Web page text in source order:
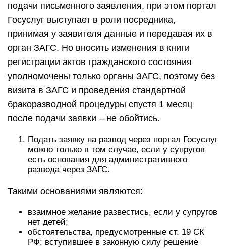
подачи письменного заявления, при этом портал
Госуслуг выступает в роли посредника,
принимая у заявителя данные и передавая их в
орган ЗАГС. Но вносить изменения в книги
регистрации актов гражданского состояния
уполномочены только органы ЗАГС, поэтому без
визита в ЗАГС и проведения стандартной
бракоразводной процедуры спустя 1 месяц
после подачи заявки – не обойтись.
Подать заявку на развод через портал Госуслуг
можно только в том случае, если у супругов
есть основания для административного
развода через ЗАГС.
Такими основаниями являются:
взаимное желание развестись, если у супругов
нет детей;
обстоятельства, предусмотренные ст. 19 СК
РФ: вступившее в законную силу решение